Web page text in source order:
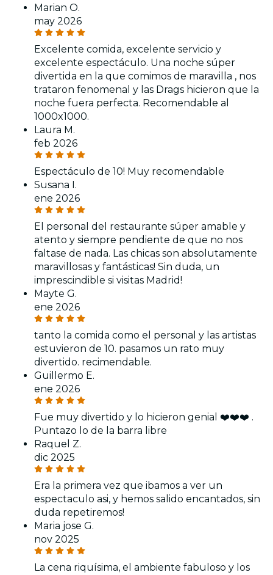
Marian O.
may 2026
Excelente comida, excelente servicio y
excelente espectáculo. Una noche súper
divertida en la que comimos de maravilla , nos
trataron fenomenal y las Drags hicieron que la
noche fuera perfecta. Recomendable al
1000x1000.
Laura M.
feb 2026
Espectáculo de 10! Muy recomendable
Susana I.
ene 2026
El personal del restaurante súper amable y
atento y siempre pendiente de que no nos
faltase de nada. Las chicas son absolutamente
maravillosas y fantásticas! Sin duda, un
imprescindible si visitas Madrid!
Mayte G.
ene 2026
tanto la comida como el personal y las artistas
estuvieron de 10. pasamos un rato muy
divertido. recimendable.
Guillermo E.
ene 2026
Fue muy divertido y lo hicieron genial ❤️❤️❤️ .
Puntazo lo de la barra libre
Raquel Z.
dic 2025
Era la primera vez que ibamos a ver un
espectaculo asi, y hemos salido encantados, sin
duda repetiremos!
Maria jose G.
nov 2025
La cena riquísima, el ambiente fabuloso y los